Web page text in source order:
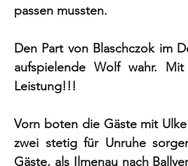
passen mussten.
Den Part von Blaschczok im
aufspielende Wolf wahr.
Leistung!!!
Vorn boten die Gäste mit
zwei stetig für Unruhe
Gäste, als Ilmenau nach